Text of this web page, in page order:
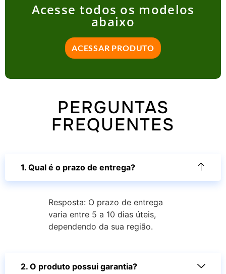
Acesse todos os modelos
abaixo
ACESSAR PRODUTO
PERGUNTAS
FREQUENTES
1. Qual é o prazo de entrega?
Resposta: O prazo de entrega
varia entre 5 a 10 dias úteis,
dependendo da sua região.
2. O produto possui garantia?